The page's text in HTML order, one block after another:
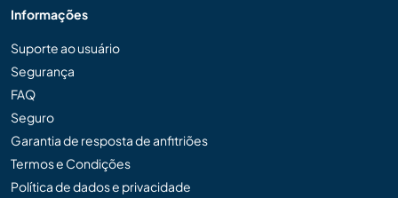
Informações
Suporte ao usuário
Segurança
FAQ
Seguro
Garantia de resposta de anfitriões
Termos e Condições
Política de dados e privacidade